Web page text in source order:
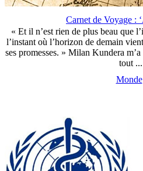
Carnet de Voyage :
« Et il n’est rien de plus beau que
l’instant où l’horizon de demain
ses promesses. » Milan Kundera
tout ...
Monde